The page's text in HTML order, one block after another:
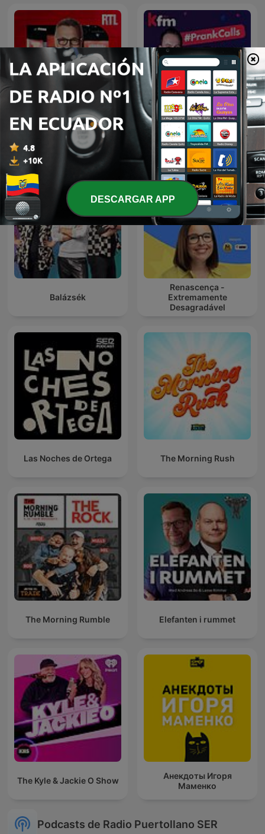
Les Grosses Têtes
Darren “Whackhead”
Simpson’s prank calls on
Kfm Mornings
Balázsék
Renascença -
Extremamente
Desagradável
Las Noches de Ortega The Morning Rush
The Morning Rumble Elefanten i rummet
The Kyle & Jackie O Show
Анекдоты Игоря
Маменко
Podcasts de Radio Puertollano SER
DESCARGAR APP